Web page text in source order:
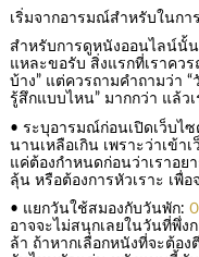
เริ่มจากอารมณ์สำหรับในกา
สำหรับการดูหนังออนไลน์นั้
แหละขอรับ สิ่งแรกที่เราคว
บ้าง” แต่ควรถามคำถามว่า
รู้สึกแบบไหน” มากกว่า แล้ว
• ระบุอารมณ์ก่อนเปิดเว็บไซ
นานเหลือเกิน เพราะว่าเข้า
แค่ต้องกำหนดก่อนว่าเราอย
ลุ้น หรือต้องการหัวเราะ เพื่
• แยกวันใช้สมองกับวันพัก:
อาจจะไม่สนุกเลยในวันที่พึ่ง
ล้า ถ้าหากเลือกหนังที่จะต้อ